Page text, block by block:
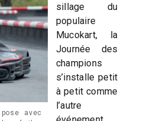
avec
sillage du
populaire
Mucokart, la
Journée des
champions
s’installe petit
à petit comme
l’autre